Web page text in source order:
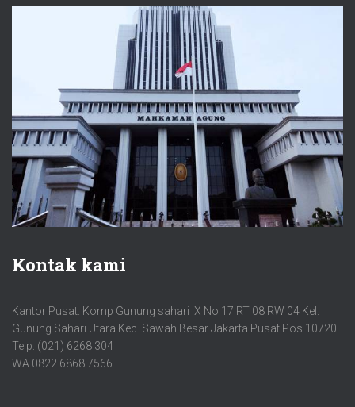
Kontak kami
Kantor Pusat. Komp Gunung sahari IX No 17 RT 08 RW 04 Kel.
Gunung Sahari Utara Kec. Sawah Besar Jakarta Pusat Pos 10720
Telp: (021) 6268 304
WA 0822 6868 7566